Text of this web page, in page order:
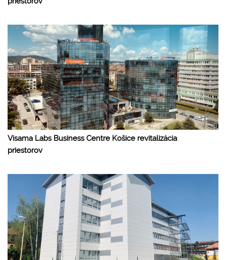
Visama Labs Business Centre Košice revitalizácia
priestorov